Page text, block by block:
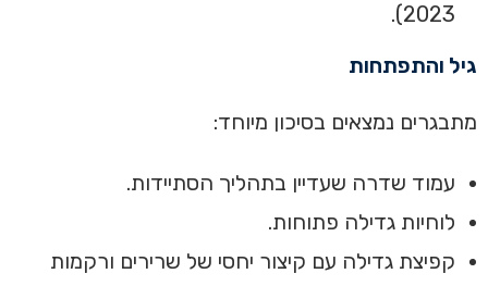
2023).
גיל והתפתחות
מתבגרים נמצאים בסיכון מיוחד:
עמוד שדרה שעדיין בתהליך הסתיידות.
לוחיות גדילה פתוחות.
קפיצת גדילה עם קיצור יחסי של שרירים ורקמות